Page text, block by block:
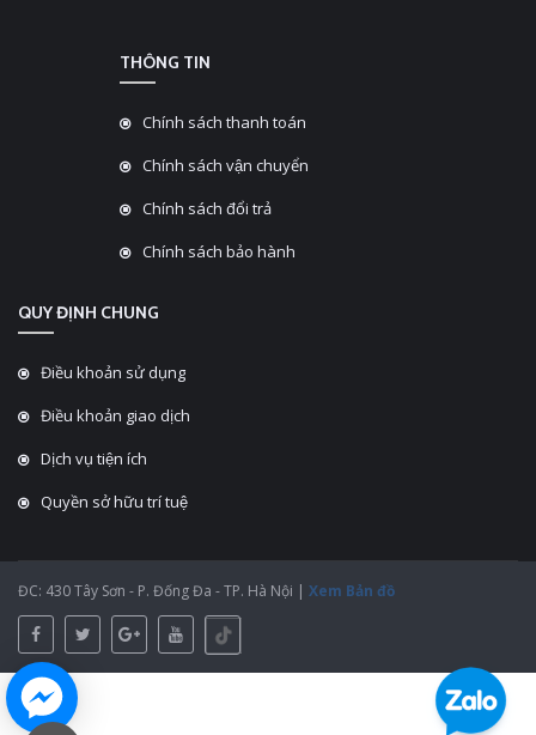
THÔNG TIN
Chính sách thanh toán
Chính sách vận chuyển
Chính sách đổi trả
Chính sách bảo hành
QUY ĐỊNH CHUNG
Điều khoản sử dụng
Điều khoản giao dịch
Dịch vụ tiện ích
Quyền sở hữu trí tuệ
ĐC: 430 Tây Sơn - P. Đống Đa - TP. Hà Nội | Xem Bản đồ